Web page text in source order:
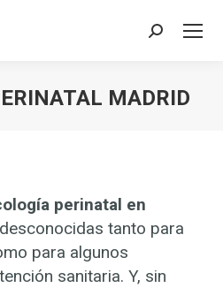
Buscar:
MADRID
perinatal en
tanto para
para algunos
sanitaria. Y, sin